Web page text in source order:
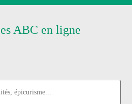
ABC en ligne